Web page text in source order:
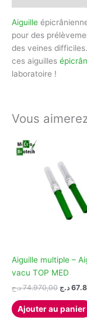
Aiguille
pour des
des veines
ces aiguilles
laboratoire !
Vous
Aiguille multiple –
vacu TOP MED
74.970,00 د.ج
Le
initial
était :
د.ج
Ajouter au panier